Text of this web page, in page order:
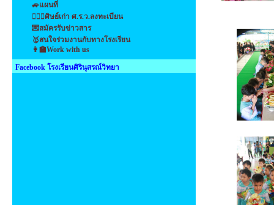
🚙แผนที่
👩‍❤️‍👩ศิษย์เก่า ศ.ร.ว.ลงทะเบียน
💌สมัครรับข่าวสาร
🥇สนใจร่วมงานกับทางโรงเรียน
👩‍🏫Work with us
Facebook โรงเรียนศิรินุสรณ์วิทยา